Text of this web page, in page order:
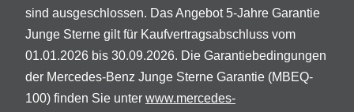
sind ausgeschlossen. Das Angebot 5-Jahre Garantie
Junge Sterne gilt für Kaufvertragsabschluss vom
01.01.2026 bis 30.09.2026. Die Garantiebedingungen
der Mercedes-Benz Junge Sterne Garantie (MBEQ-
100) finden Sie unter www.mercedes-